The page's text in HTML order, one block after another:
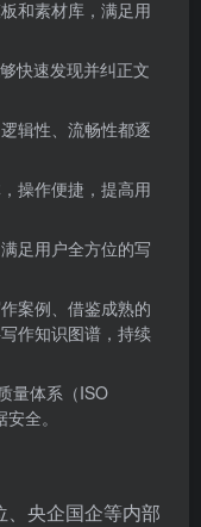
和素材库，满足用
快速发现并纠正文
辑性、流畅性都逐
操作便捷，提高用
足用户全方位的写
案例、借鉴成熟的
作知识图谱，持续
量体系（ISO
全。
央企国企等内部